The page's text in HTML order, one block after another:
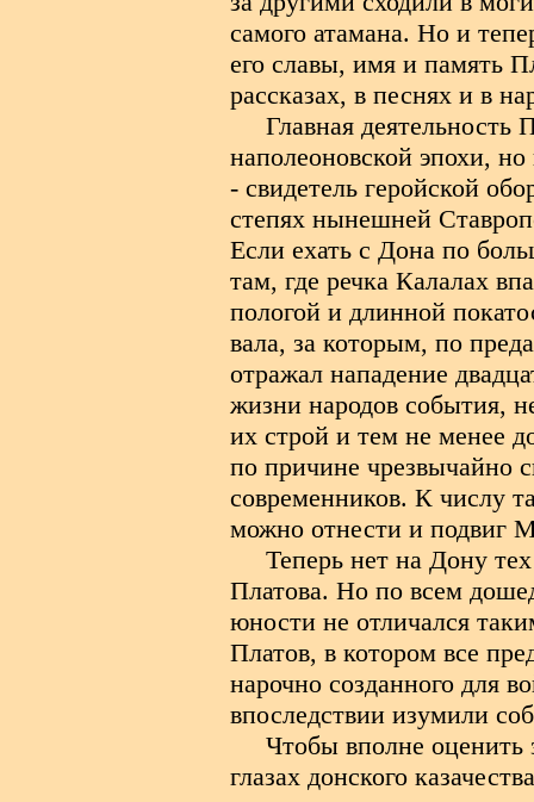
самого атамана. Но и
его славы, имя и память
рассказах, в песнях и в
Главная деятельность
наполеоновской эпохи,
- свидетель геройской
степях нынешней
Если ехать с Дона по
там, где речка Калалах
пологой и длинной
вала, за которым, по
отражал нападение
жизни народов события,
их строй и тем не менее
по причине чрезвычайно
современников. К числу
можно отнести и подвиг
Теперь нет на Дону
Платова. Но по всем
юности не отличался
Платов, в котором все
нарочно созданного для
впоследствии изумили
Чтобы вполне оценить
глазах донского